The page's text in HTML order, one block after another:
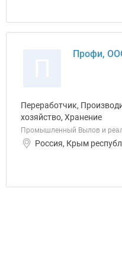
Профи,
Переработчик,
хозяйство, Хранение
Промышленный Вылов и
Россия, Крым